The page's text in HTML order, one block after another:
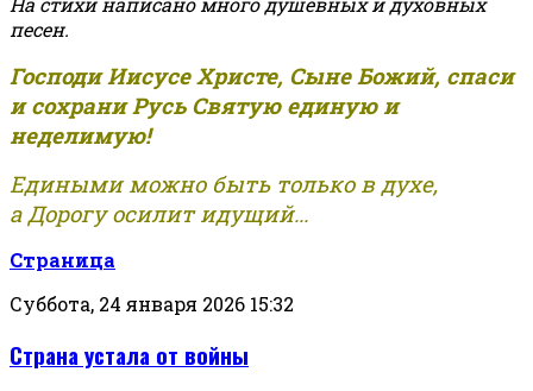
песен.
Господи Иисусе Христе, Сыне Божий, спаси
и сохрани Русь Святую единую и
неделимую!
Едиными можно быть только в духе,
а Дорогу осилит идущий...
Страница
Суббота, 24 января 2026 15:32
Страна устала от войны